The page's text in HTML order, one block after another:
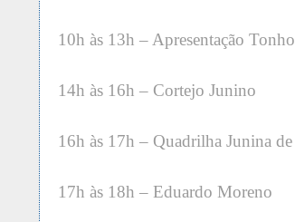
10h às 13h – Apresentação
14h às 16h – Cortejo Junino
16h às 17h – Quadrilha Junina
17h às 18h – Eduardo Moreno